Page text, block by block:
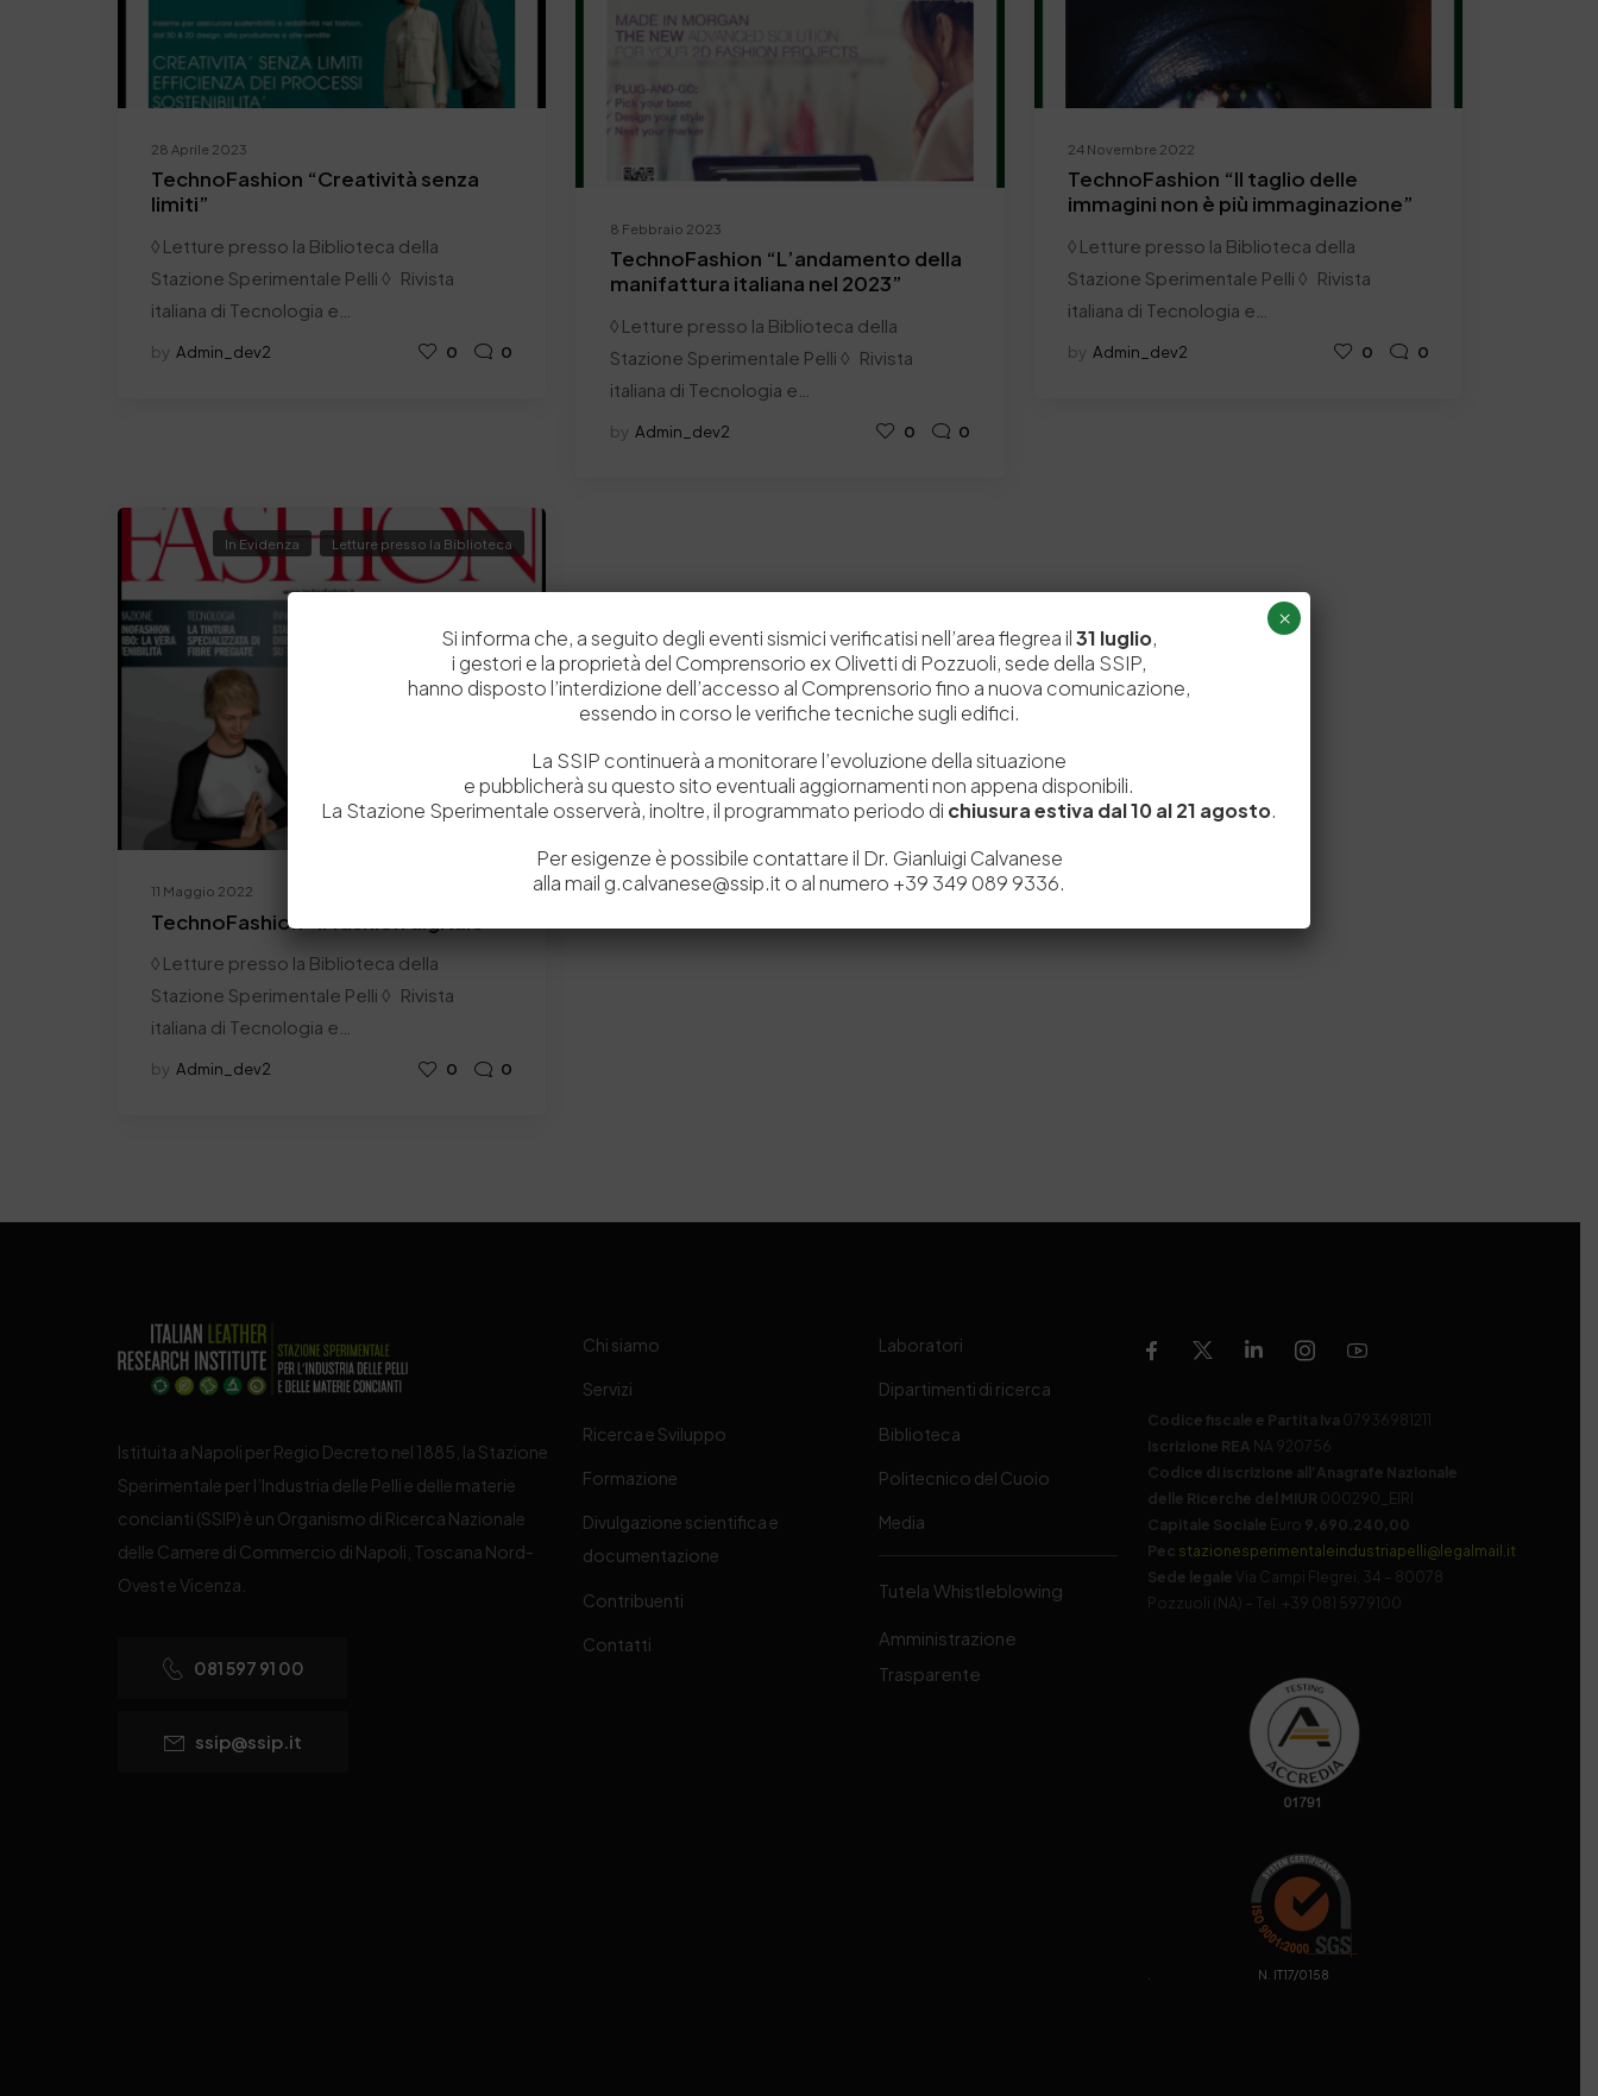
28 Aprile 2023
TechnoFashion “Creatività senza
limiti”
◊ Letture presso la Biblioteca della
Stazione Sperimentale Pelli ◊ Rivista
italiana di Tecnologia e…
by Admin_dev2 0 0
8 Febbraio 2023
TechnoFashion “L’andamento della
manifattura italiana nel 2023”
◊ Letture presso la Biblioteca della
Stazione Sperimentale Pelli ◊ Rivista
italiana di Tecnologia e…
by Admin_dev2 0 0
24 Novembre 2022
TechnoFashion “Il taglio delle
immagini non è più immaginazione”
◊ Letture presso la Biblioteca della
Stazione Sperimentale Pelli ◊ Rivista
italiana di Tecnologia e…
by Admin_dev2 0 0
11 Maggio 2022
In Evidenza Letture presso la Biblioteca
TechnoFashion “Il fashion digitale”
◊ Letture presso la Biblioteca della
Stazione Sperimentale Pelli ◊ Rivista
italiana di Tecnologia e…
by Admin_dev2 0 0
Istituita a Napoli per Regio Decreto nel 1885, la Stazione
Sperimentale per l’Industria delle Pelli e delle materie
concianti (SSIP) è un Organismo di Ricerca Nazionale
delle Camere di Commercio di Napoli, Toscana Nord-
Ovest e Vicenza.
081 597 91 00
ssip@ssip.it
Chi siamo
Servizi
Ricerca e Sviluppo
Formazione
Divulgazione scientifica e
documentazione
Contribuenti
Contatti
Laboratori
Dipartimenti di ricerca
Biblioteca
Politecnico del Cuoio
Media
Tutela Whistleblowing
Amministrazione
Trasparente
Codice fiscale e Partita Iva 07936981211
Iscrizione REA NA 920756
Codice di iscrizione all’Anagrafe Nazionale
delle Ricerche del MIUR 000290_EIRI
Capitale Sociale Euro 9.690.240,00
Pec stazionesperimentaleindustriapelli@legalmail.it
Sede legale
Via Campi Flegrei, 34 – 80078
Pozzuoli (NA) – Tel. +39 081 5979100
. N. IT17/0158
Si informa che, a seguito degli eventi sismici verificatisi nell’area flegrea il31 luglio,
i gestori e la proprietà del Comprensorio ex Olivetti di Pozzuoli, sede della SSIP,
hanno disposto l’interdizione dell’accesso al Comprensorio fino a nuova comunicazione,
essendo in corso le verifiche tecniche sugli edifici.
La SSIP continuerà a monitorare l’evoluzione della situazione
e pubblicherà su questo sito eventuali aggiornamenti non appena disponibili.
La Stazione Sperimentale osserverà, inoltre, il programmato periodo di chiusura estiva dal 10 al 21 agosto.
Per esigenze è possibile contattare il Dr. Gianluigi Calvanese
alla mail g.calvanese@ssip.it o al numero +39 349 089 9336.
×